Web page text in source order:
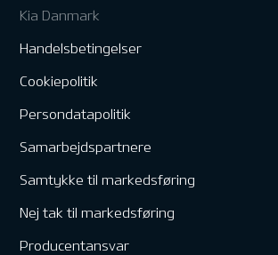
Kia Danmark
Handelsbetingelser
Cookiepolitik
Persondatapolitik
Samarbejdspartnere
Samtykke til markedsføring
Nej tak til markedsføring
Producentansvar